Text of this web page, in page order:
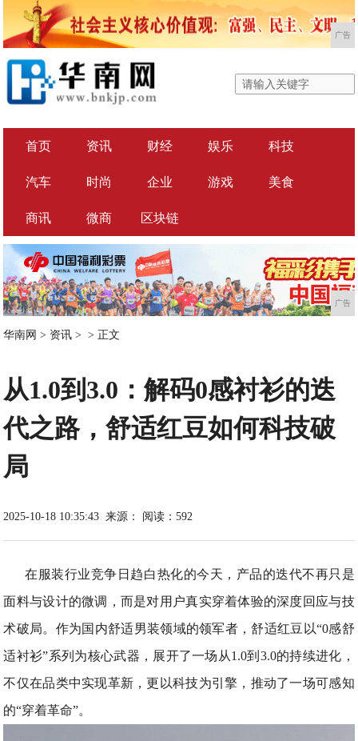
广告
首页 资讯 财经 娱乐 科技
汽车 时尚 企业 游戏 美食
商讯 微商 区块链
广告
华南网 > 资讯 > > 正文
从1.0到3.0：解码0感衬衫的迭
代之路，舒适红豆如何科技破
局
2025-10-18 10:35:43 来源： 阅读：592
在服装行业竞争日趋白热化的今天，产品的迭代不再只是
面料与设计的微调，而是对用户真实穿着体验的深度回应与技
术破局。作为国内舒适男装领域的领军者，舒适红豆以“0感舒
适衬衫”系列为核心武器，展开了一场从1.0到3.0的持续进化，
不仅在品类中实现革新，更以科技为引擎，推动了一场可感知
的“穿着革命”。